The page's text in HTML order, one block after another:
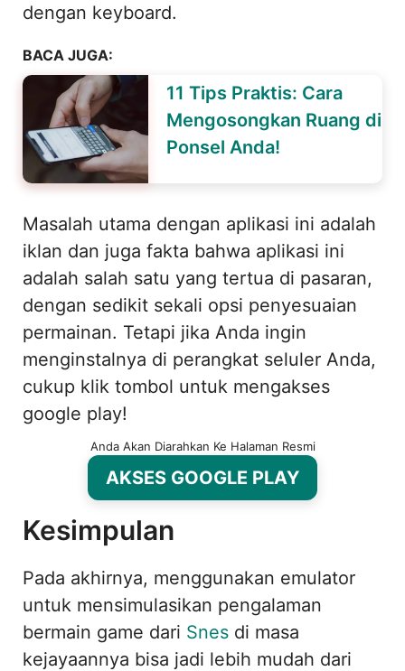
dengan keyboard.
BACA JUGA:
11 Tips Praktis: Cara
Mengosongkan Ruang di
Ponsel Anda!
Masalah utama dengan aplikasi ini adalah
iklan dan juga fakta bahwa aplikasi ini
adalah salah satu yang tertua di pasaran,
dengan sedikit sekali opsi penyesuaian
permainan. Tetapi jika Anda ingin
menginstalnya di perangkat seluler Anda,
cukup klik tombol untuk mengakses
google play!
Anda Akan Diarahkan Ke Halaman Resmi
AKSES GOOGLE PLAY
Kesimpulan
Pada akhirnya, menggunakan emulator
untuk mensimulasikan pengalaman
bermain game dari Snes di masa
kejayaannya bisa jadi lebih mudah dari